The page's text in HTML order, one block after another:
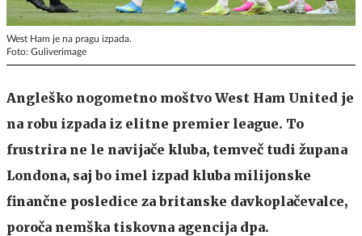
West Ham je na pragu izpada.
Foto: Guliverimage
Angleško nogometno moštvo West Ham United je
na robu izpada iz elitne premier league. To
frustrira ne le navijače kluba, temveč tudi župana
Londona, saj bo imel izpad kluba milijonske
finančne posledice za britanske davkoplačevalce,
poroča nemška tiskovna agencija dpa.